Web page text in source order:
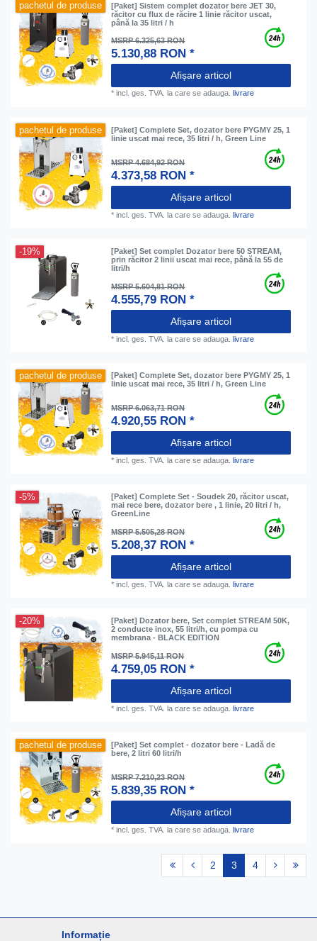
pachetul de produse
[Paket] Sistem complet dozator bere JET 30,
răcitor cu flux de răcire 1 linie răcitor uscat,
până la 35 litri / h
MSRP 6.325,63 RON
5.130,88 RON *
Afișare articol
*incl. ges. TVA. la care se adauga. livrare
pachetul de produse
[Paket] Complete Set, dozator bere PYGMY 25, 1
linie uscat mai rece, 35 litri / h, Green Line
MSRP 4.684,92 RON
4.373,58 RON *
Afișare articol
*incl. ges. TVA. la care se adauga.livrare
-19%
[Paket] Set complet Dozator bere 50 STREAM,
prin răcitor 2 linii uscat mai rece, până la 55 de
litri/h
MSRP 5.604,81 RON
4.555,79 RON *
Afișare articol
*incl. ges. TVA. la care se adauga.livrare
pachetul de produse
[Paket] Complete Set, dozator bere PYGMY 25, 1
linie uscat mai rece, 35 litri / h, Green Line
MSRP 6.063,71 RON
4.920,55 RON *
Afișare articol
*incl. ges. TVA. la care se adauga.livrare
-5%
[Paket] Complete Set - Soudek 20, răcitor uscat,
mai rece bere, dozator bere , 1 linie, 20 litri / h,
GreenLine
MSRP 5.505,28 RON
5.208,37 RON *
Afișare articol
*incl. ges. TVA. la care se adauga.livrare
-20%
[Paket] Dozator bere, Set complet STREAM 50K,
2 conducte inox, 55 litri/h, cu pompa cu
membrana - BLACK EDITION
MSRP 5.945,11 RON
4.759,05 RON *
Afișare articol
*incl. ges. TVA. la care se adauga.livrare
pachetul de produse
[Paket] Set complet - dozator bere - Ladă de
bere, 2 litri 60 litri/h
MSRP 7.210,23 RON
5.839,35 RON *
Afișare articol
*incl. ges. TVA. la care se adauga.livrare
2 3 4
Informație